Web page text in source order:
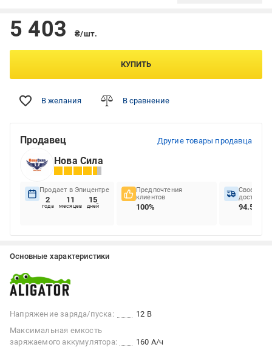
5 403 ₴/шт.
КУПИТЬ
В желания В сравнение
Продавец Другие товары продавца
Нова Сила
Продает в Эпицентре
2
года
11
месяцев
15
дней
Предпочтения
клиентов
100%
доставок
94.54%
Основные характеристики
Напряжение заряда/пуска:
12 В
Максимальная емкость
заряжаемого аккумулятора:
160 А/ч